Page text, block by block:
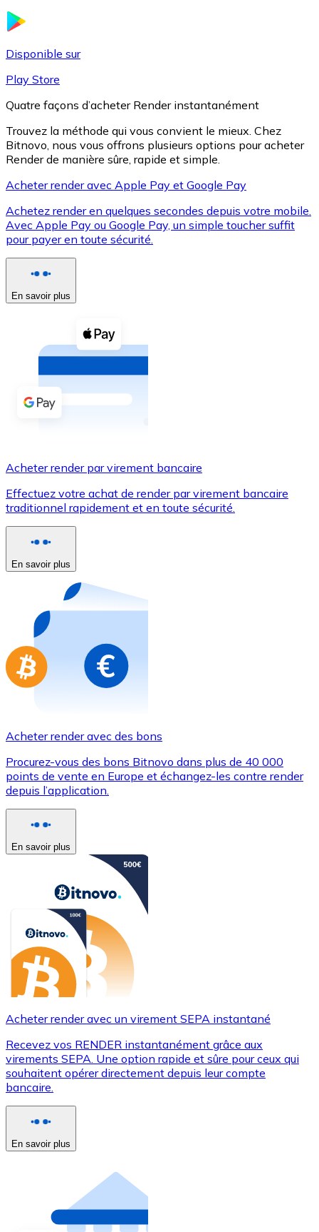
XRP
XRP
Voir toutes
Coupons crypto
Achetez des cryptomonnaies en espèces et d'autres
Acheter avec espèces
Virement SEPA
Utilisez les cartes Visa et Mastercard pour acheter
Acheter avec carte
Nouveau
Achetez des cartes-cadeaux de vos marques
Aller à la boutique de cartes-cadeaux
Disponible sur
Play Store
Quatre façons d’acheter Render instantanément
Trouvez la méthode qui vous convient le mieux. Chez
Bitnovo, nous vous offrons plusieurs options pour acheter
Render de manière sûre, rapide et simple.
Acheter render avec Apple Pay et Google Pay
Achetez render en quelques secondes depuis votre mobile.
Avec Apple Pay ou Google Pay, un simple toucher suffit
pour payer en toute sécurité.
En savoir plus
Acheter render par virement bancaire
Effectuez votre achat de render par virement bancaire
traditionnel rapidement et en toute sécurité.
En savoir plus
Acheter render avec des bons
Procurez-vous des bons Bitnovo dans plus de 40 000
points de vente en Europe et échangez-les contre render
depuis l’application.
En savoir plus
Acheter render avec un virement SEPA instantané
Recevez vos RENDER instantanément grâce aux
virements SEPA. Une option rapide et sûre pour ceux qui
souhaitent opérer directement depuis leur compte
bancaire.
En savoir plus